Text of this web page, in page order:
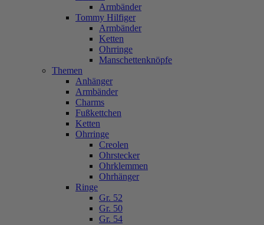
Armbänder
Tommy Hilfiger
Armbänder
Ketten
Ohrringe
Manschettenknöpfe
Themen
Anhänger
Armbänder
Charms
Fußkettchen
Ketten
Ohrringe
Creolen
Ohrstecker
Ohrklemmen
Ohrhänger
Ringe
Gr. 52
Gr. 50
Gr. 54